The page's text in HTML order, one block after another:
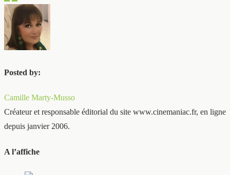
Posted by:
Camille Marty-Musso
Créateur et responsable éditorial du site www.cinemaniac.fr, en ligne
depuis janvier 2006.
A l’affiche